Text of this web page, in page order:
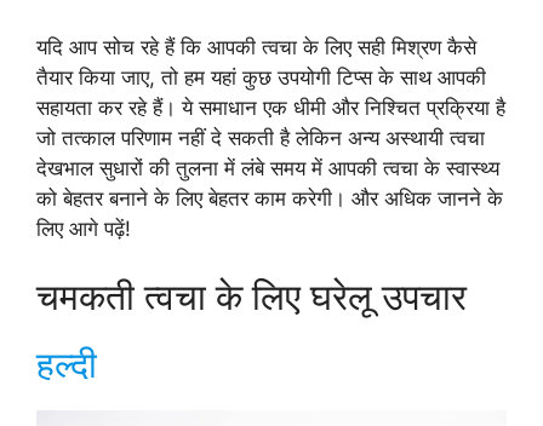
यदि आप सोच रहे हैं कि आपकी त्वचा के लिए सही मिश्रण कैसे
तैयार किया जाए, तो हम यहां कुछ उपयोगी टिप्स के साथ आपकी
सहायता कर रहे हैं। ये समाधान एक धीमी और निश्चित प्रक्रिया है
जो तत्काल परिणाम नहीं दे सकती है लेकिन अन्य अस्थायी त्वचा
देखभाल सुधारों की तुलना में लंबे समय में आपकी त्वचा के स्वास्थ्य
को बेहतर बनाने के लिए बेहतर काम करेगी। और अधिक जानने के
लिए आगे पढ़ें!
चमकती त्वचा के लिए घरेलू उपचार
हल्दी